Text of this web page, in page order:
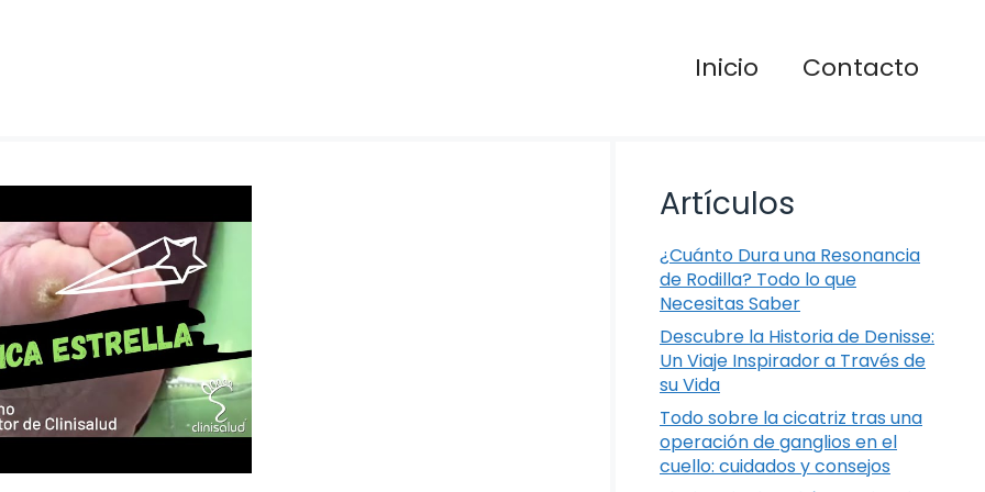
Inicio Contacto
Artículos
¿Cuánto Dura una Resonancia
de Rodilla? Todo lo que
Necesitas Saber
Descubre la Historia de Denisse:
Un Viaje Inspirador a Través de
su Vida
Todo sobre la cicatriz tras una
operación de ganglios en el
cuello: cuidados y consejos